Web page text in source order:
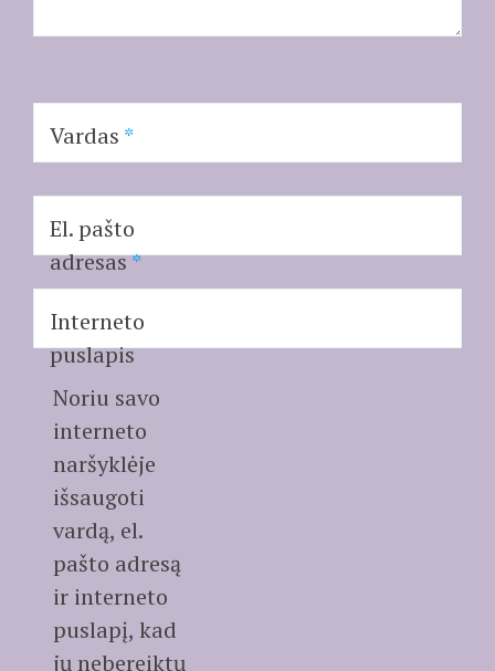
Vardas *
El. pašto
adresas*
Interneto
puslapis
Noriu savo
interneto
naršyklėje
išsaugoti
vardą, el.
pašto adresą
ir interneto
puslapį, kad
jų nebereiktų